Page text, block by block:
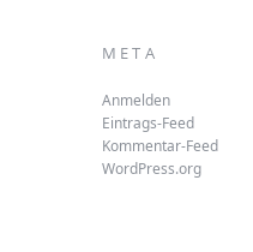
META
Anmelden
Eintrags-Feed
Kommentar-Feed
WordPress.org